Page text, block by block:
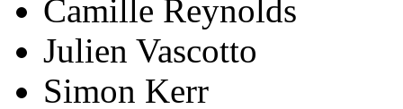
Camille Reynolds
Julien Vascotto
Simon Kerr